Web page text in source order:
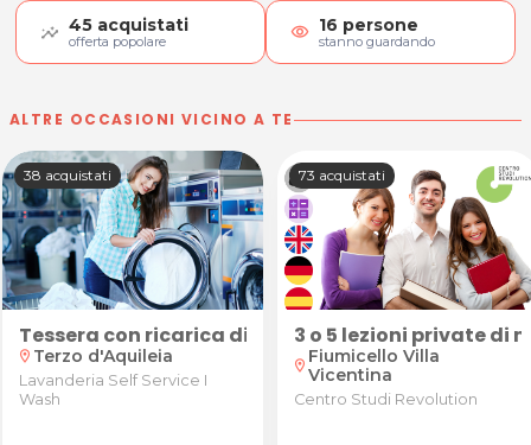
45 acquistati
offerta popolare visibility 16 persone
stanno guardando
ALTRE OCCASIONI VICINO A TE
cristalloterapia da Shakti - Manola Marin
occhiali da vista antiriflesso
38 acquistati
Tessera con ricarica di 22€ o 45€ per la
location_on Terzo d'Aquileia
Lavanderia Self Service I
Wash
73 acquistati
3 o 5 lezioni private di
location_onFiumicello Villa
Vicentina
Centro Studi Revolution